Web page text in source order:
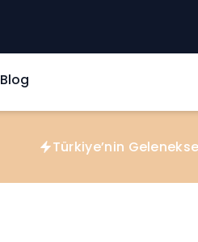
Yaşamın Ritmini
Blog
Türkiye’nin Geleneksel ve